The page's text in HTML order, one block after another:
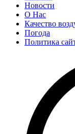
Новости
О Нас
Качество
Погода
Политика